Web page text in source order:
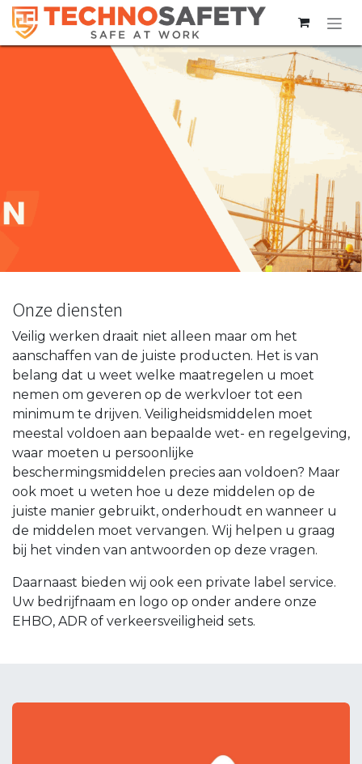
Overslaan naar inhoud
Onze diensten
Veilig werken draait niet alleen maar om het
aanschaffen van de juiste producten. Het is van
belang dat u weet welke maatregelen u moet
nemen om geveren op de werkvloer tot een
minimum te drijven. Veiligheidsmiddelen moet
meestal voldoen aan bepaalde wet- en regelgeving,
waar moeten u persoonlijke
beschermingsmiddelen precies aan voldoen? Maar
ook moet u weten hoe u deze middelen op de
juiste manier gebruikt, onderhoudt en wanneer u
de middelen moet vervangen. Wij helpen u graag
bij het vinden van antwoorden op deze vragen.
Daarnaast bieden wij ook een private label service.
Uw bedrijfnaam en logo op onder andere onze
EHBO, ADR of verkeersveiligheid sets.